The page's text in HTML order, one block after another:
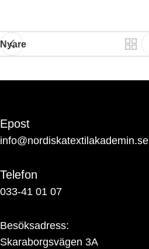
Nyare
Epost
info@nordiskatextilakademin.se
Telefon
033-41 01 07
Besöksadress:
Skaraborgsvägen 3A